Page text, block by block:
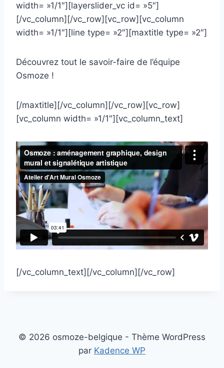
width= »1/1″][layerslider_vc id= »5″]
[/vc_column][/vc_row][vc_row][vc_column
width= »1/1″][line type= »2″][maxtitle type= »2″]
Découvrez tout le savoir-faire de l’équipe
Osmoze !
[/maxtitle][/vc_column][/vc_row][vc_row]
[vc_column width= »1/1″][vc_column_text]
[/vc_column_text][/vc_column][/vc_row]
© 2026 osmoze-belgique - Thème WordPress
par Kadence WP